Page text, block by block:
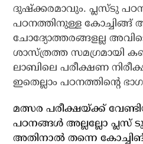
ദുഷ്ക്കരമാവും. പ്ലസ്ടു
പഠനത്തിനുള്ള കോച്ചിങ്ങ്
ചോദ്യോത്തരങ്ങളല്ല
ശാസ്ത്രത്ത സമഗ്രമായി
ലാബിലെ പരീക്ഷണ
ഇതെല്ലാം പഠനത്തിൻ്റെ
മത്സര പരീക്ഷയ്ക്ക്
പഠനങ്ങൾ അല്ലല്ലോ പ്ലസ്
അതിനാൽ തന്നെ